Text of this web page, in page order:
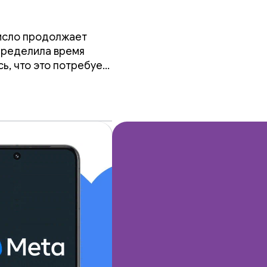
допродолжает
время
что это потребует